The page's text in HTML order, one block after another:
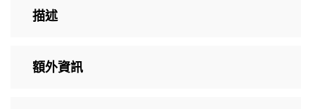
描述
額外資訊